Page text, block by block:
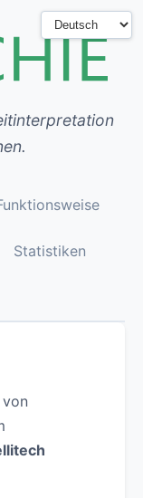
Statistiken